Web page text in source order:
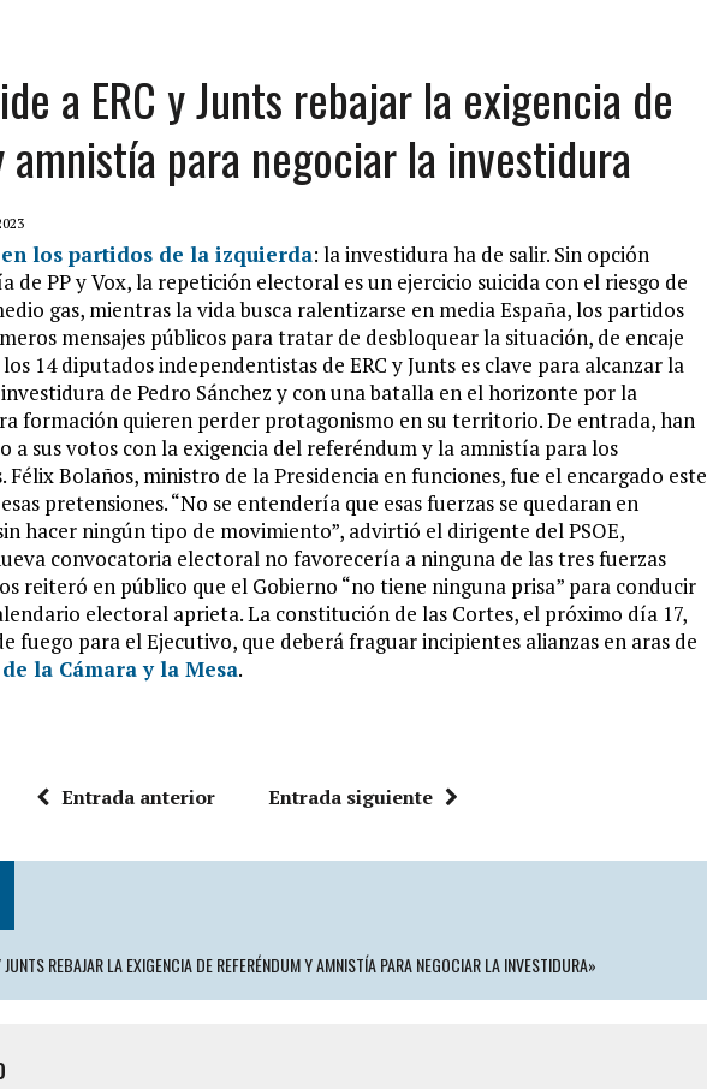
a ERC y Junts rebajar la exigencia de
para negociar la investidura
los partidos de la izquierda: la investidura ha de salir. Sin opción
de PP y Vox, la repetición electoral es un ejercicio suicida con el riesgo de
gas, mientras la vida busca ralentizarse en media España, los partidos
mensajes públicos para tratar de desbloquear la situación, de encaje
14 diputados independentistas de ERC y Junts es clave para alcanzar la
de Pedro Sánchez y con una batalla en el horizonte por la
formación quieren perder protagonismo en su territorio. De entrada, han
a sus votos con la exigencia del referéndum y la amnistía para los
Félix Bolaños, ministro de la Presidencia en funciones, fue el encargado este
pretensiones. “No se entendería que esas fuerzas se quedaran en
hacer ningún tipo de movimiento”, advirtió el dirigente del PSOE,
convocatoria electoral no favorecería a ninguna de las tres fuerzas
reiteró en público que el Gobierno “no tiene ninguna prisa” para conducir
electoral aprieta. La constitución de las Cortes, el próximo día 17,
fuego para el Ejecutivo, que deberá fraguar incipientes alianzas en aras de
la Cámara y la Mesa.
Entrada anterior Entrada siguiente
REBAJAR LA EXIGENCIA DE REFERÉNDUM Y AMNISTÍA PARA NEGOCIAR LA INVESTIDURA»